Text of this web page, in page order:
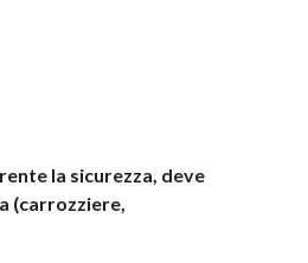
la sicurezza, deve
(carrozziere,